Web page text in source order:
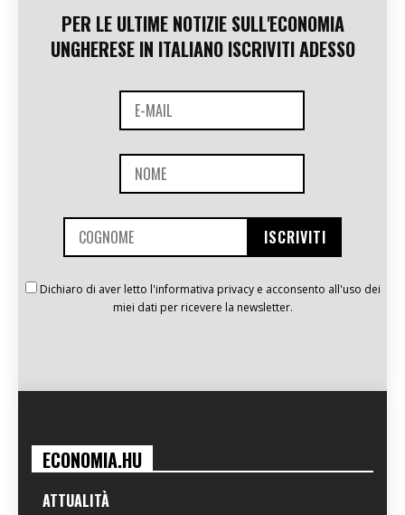
PER LE ULTIME NOTIZIE SULL'ECONOMIA
UNGHERESE IN ITALIANO ISCRIVITI ADESSO
Dichiaro di aver letto l'informativa privacy e acconsento all'uso dei
miei dati per ricevere la newsletter.
ECONOMIA.HU
ATTUALITÀ